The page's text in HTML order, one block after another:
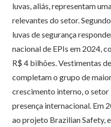
luvas, aliás, representam
relevantes do setor.
luvas de segurança
nacional de EPIs em 2024,
R$ 4 bilhões. Vestimentas
completam o grupo de
crescimento interno, o
presença internacional. Em
ao projeto Brazilian Safety,